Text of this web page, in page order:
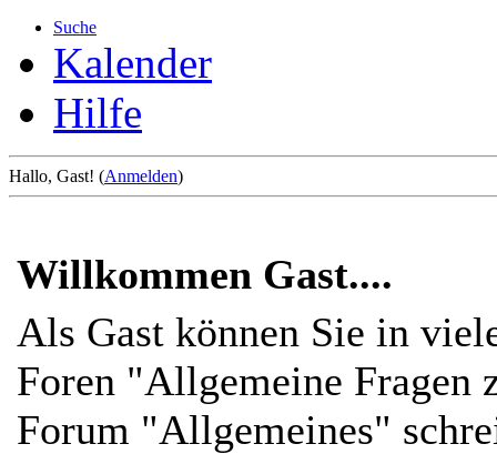
Suche
Kalender
Hilfe
Hallo, Gast! (Anmelden)
Willkommen Gast....
Als Gast können Sie in
Foren "Allgemeine
Forum "Allgemeines"